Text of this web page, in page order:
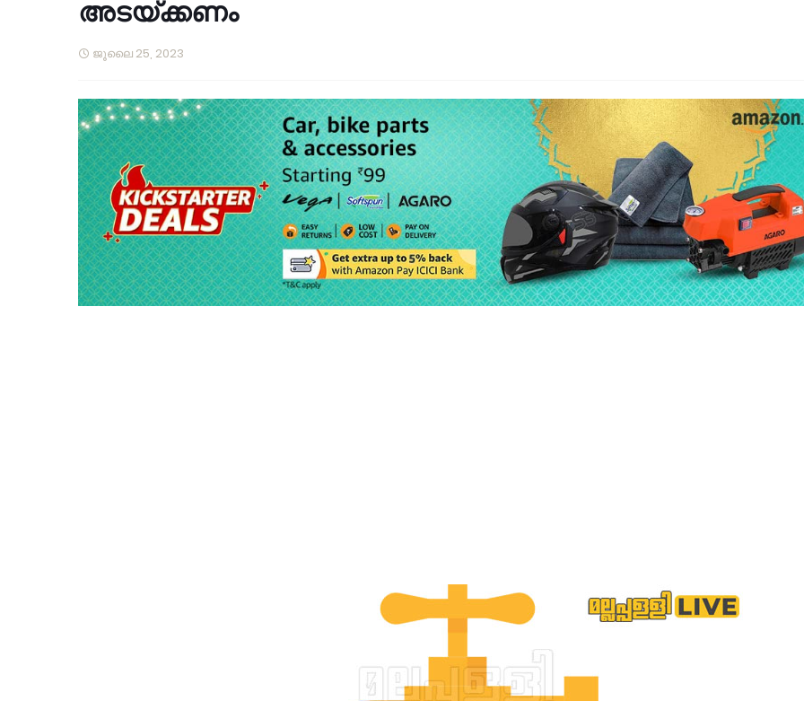
അടയ്ക്കണം
ജൂലൈ 25, 2023